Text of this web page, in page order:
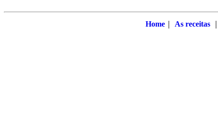
Home｜ As receitas